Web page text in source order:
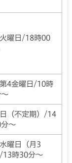
曜日/18時00
4金曜日/10時
（不定期）/14
～
曜日（月3
13時30分～